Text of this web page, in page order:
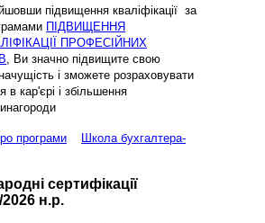
підвищення кваліфікації за
ПІДВИЩЕННЯ
ПРОФЕСІЙНИХ
, Ви значно підвищите свою
і зможете розраховувати
в кар'єрі і збільшення
програми
Школа бухгалтера-
сертифікації
2026 н.р.